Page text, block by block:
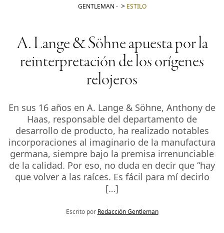
GENTLEMAN - ESTILO
A. Lange & Söhne apuesta por la
reinterpretación de los orígenes
relojeros
En sus 16 años en A. Lange & Söhne, Anthony de
Haas, responsable del departamento de
desarrollo de producto, ha realizado notables
incorporaciones al imaginario de la manufactura
germana, siempre bajo la premisa irrenunciable
de la calidad. Por eso, no duda en decir que “hay
que volver a las raíces. Es fácil para mí decirlo
[…]
Escrito por Redacción Gentleman